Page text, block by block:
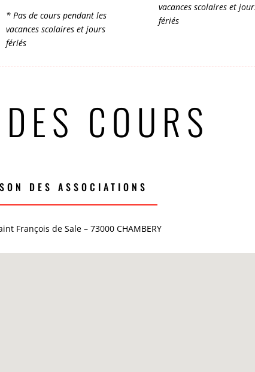
* Pas de cours pendant les
vacances scolaires et jours
fériés
vacances scolaires et
fériés
COURS
DES ASSOCIATIONS
François de Sale – 73000 CHAMBERY